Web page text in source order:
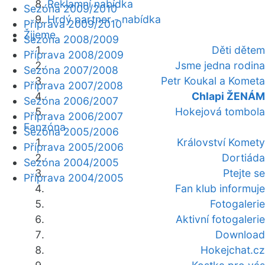
Reklamní nabídka
Hrdý partner - nabídka
Žijeme
Děti dětem
Jsme jedna rodina
Petr Koukal a Kometa
Chlapi ŽENÁM
Hokejová tombola
Fanzóna
Království Komety
Dortiáda
Ptejte se
Fan klub informuje
Fotogalerie
Aktivní fotogalerie
Download
Hokejchat.cz
Sezóna 2009/2010
Příprava 2009/2010
Sezóna 2008/2009
Příprava 2008/2009
Sezóna 2007/2008
Příprava 2007/2008
Sezóna 2006/2007
Příprava 2006/2007
Sezóna 2005/2006
Příprava 2005/2006
Sezóna 2004/2005
Příprava 2004/2005